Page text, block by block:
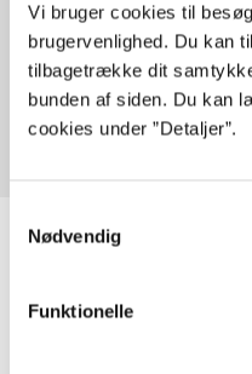
Vi bruger cookies til
brugervenlighed. Du kan
tilbagetrække dit
bunden af siden. Du kan
cookies under ”Detaljer”.
Nødvendig
Funktionelle
Artikler med
Fra
Artikler